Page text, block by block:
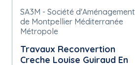
SA3M - Société d'Aménagement
de Montpellier Méditerranée
Métropole
Travaux Reconvertion
Creche Louise Guiraud En